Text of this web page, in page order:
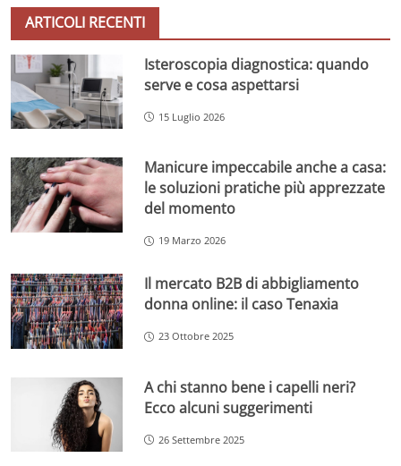
ARTICOLI RECENTI
Isteroscopia diagnostica: quando
serve e cosa aspettarsi
15 Luglio 2026
Manicure impeccabile anche a casa:
le soluzioni pratiche più apprezzate
del momento
19 Marzo 2026
Il mercato B2B di abbigliamento
donna online: il caso Tenaxia
23 Ottobre 2025
A chi stanno bene i capelli neri?
Ecco alcuni suggerimenti
26 Settembre 2025